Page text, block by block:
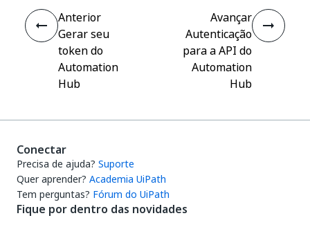
Anterior
Gerar seu
token do
Automation
Hub
Avançar
Autenticação
para a API do
Automation
Hub
Conectar
Precisa de ajuda? Suporte
Quer aprender? Academia UiPath
Tem perguntas? Fórum do UiPath
Fique por dentro das novidades